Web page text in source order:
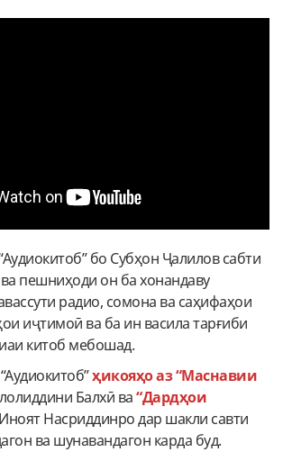
бо Субҳон Ҷалилов сабти
пешниҳоди он ба хонандаву
радио, сомона ва саҳифаҳои
иҷтимоӣ ва ба ин васила тарғиби
китоб мебошад.
ҳикояҳо аз “Маснавии
Балхӣ ва“Дардҳои
Насриддинро дар шакли савти
ва шунавандагон карда буд.